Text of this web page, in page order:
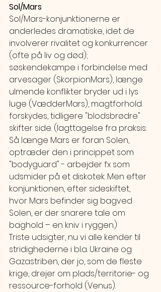
Sol/Mars
Sol/Mars-konjunktionerne er
anderledes dramatiske, idet de
involverer rivalitet og konkurrencer
(ofte på liv og død);
søskendekampe i forbindelse med
arvesager (SkorpionMars), længe
ulmende konflikter bryder ud i lys
luge (VædderMars), magtforhold
forskydes, tidligere "blodsbrødre"
skifter side. (Iagttagelse fra praksis:
Så længe Mars er foran Solen,
optræder den i princippet som
"bodyguard" - arbejder fx som
udsmider på et diskotek. Men efter
konjunktionen, efter sideskiftet,
hvor Mars befinder sig bagved
Solen, er der snarere tale om
baghold – en kniv i ryggen.)
Triste udsigter, nu vi alle kender til
stridighederne i bl.a. Ukraine og
Gazastriben, der jo, som de fleste
krige, drejer om plads/territorie- og
ressource-forhold (Venus).